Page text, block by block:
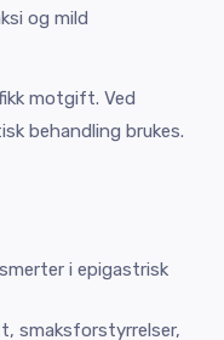
og mild
motgift. Ved
behandling brukes.
i epigastrisk
smaksforstyrrelser,